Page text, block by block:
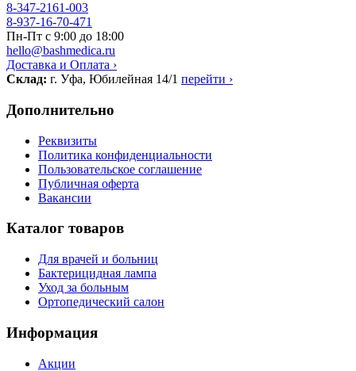
8-347-2161-003
8-937-16-70-471
Пн-Пт с 9:00 до 18:00
hello@bashmedica.ru
Доставка и Оплата ›
Склад: г. Уфа, Юбилейная 14/1 перейти ›
Дополнительно
Реквизиты
Политика конфиденциальности
Пользовательское соглашение
Публичная оферта
Вакансии
Каталог товаров
Для врачей и больниц
Бактерицидная лампа
Уход за больным
Ортопедический салон
Информация
Акции